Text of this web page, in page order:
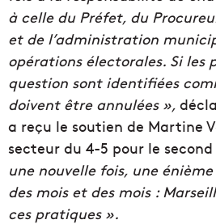
à celle du Préfet, du
et de l’administration
opérations électorales. Si les
question sont identifiées
doivent être annulées »,
a reçu le soutien de Martine
secteur du 4-5 pour le
une nouvelle fois, une
des mois et des mois :
ces pratiques ».